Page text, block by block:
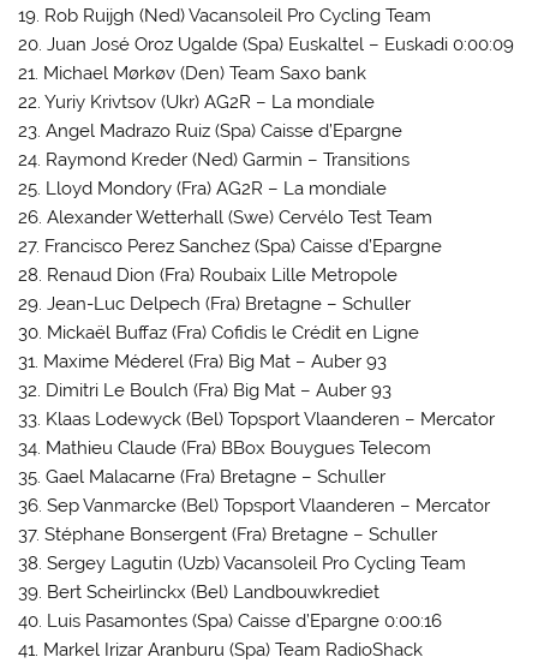
19. Rob Ruijgh (Ned) Vacansoleil Pro Cycling Team
20. Juan José Oroz Ugalde (Spa) Euskaltel – Euskadi 0:00:09
21. Michael Mørkøv (Den) Team Saxo bank
22. Yuriy Krivtsov (Ukr) AG2R – La mondiale
23. Angel Madrazo Ruiz (Spa) Caisse d’Epargne
24. Raymond Kreder (Ned) Garmin – Transitions
25. Lloyd Mondory (Fra) AG2R – La mondiale
26. Alexander Wetterhall (Swe) Cervélo Test Team
27. Francisco Perez Sanchez (Spa) Caisse d’Epargne
28. Renaud Dion (Fra) Roubaix Lille Metropole
29. Jean-Luc Delpech (Fra) Bretagne – Schuller
30. Mickaël Buffaz (Fra) Cofidis le Crédit en Ligne
31. Maxime Méderel (Fra) Big Mat – Auber 93
32. Dimitri Le Boulch (Fra) Big Mat – Auber 93
33. Klaas Lodewyck (Bel) Topsport Vlaanderen – Mercator
34. Mathieu Claude (Fra) BBox Bouygues Telecom
35. Gael Malacarne (Fra) Bretagne – Schuller
36. Sep Vanmarcke (Bel) Topsport Vlaanderen – Mercator
37. Stéphane Bonsergent (Fra) Bretagne – Schuller
38. Sergey Lagutin (Uzb) Vacansoleil Pro Cycling Team
39. Bert Scheirlinckx (Bel) Landbouwkrediet
40. Luis Pasamontes (Spa) Caisse d’Epargne 0:00:16
41. Markel Irizar Aranburu (Spa) Team RadioShack